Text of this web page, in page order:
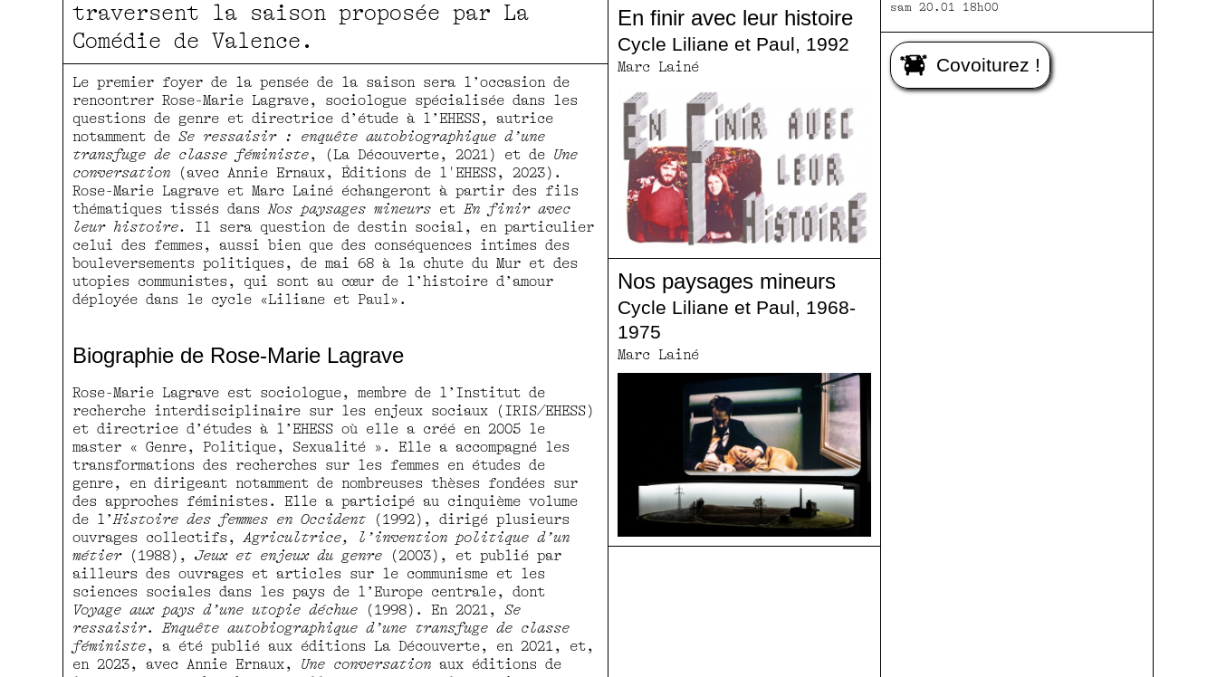
traversent la saison proposée par La
Comédie de Valence.
Le premier foyer de la pensée de la saison sera l’occasion de
rencontrer Rose-Marie Lagrave, sociologue spécialisée dans les
questions de genre et directrice d’étude à l’EHESS, autrice
notamment de Se ressaisir : enquête autobiographique d’une
transfuge de classe féministe, (La Découverte, 2021) et de Une
conversation (avec Annie Ernaux, Éditions de l'EHESS, 2023).
Rose-Marie Lagrave et Marc Lainé échangeront à partir des fils
thématiques tissés dansNos paysages mineurs etEn finir avec
leur histoire.
Il sera question de destin social, en particulier
celui des femmes, aussi bien que des conséquences intimes des
bouleversements politiques, de mai 68 à la chute du Mur et des
utopies communistes, qui sont au cœur de l’histoire d’amour
déployée dans le cycle «Liliane et Paul».
Biographie de Rose-Marie Lagrave
Rose-Marie Lagrave est sociologue, membre de l’Institut de
recherche interdisciplinaire sur les enjeux sociaux (IRIS/EHESS)
et directrice d’études à l’EHESS où elle a créé en 2005 le
master « Genre, Politique, Sexualité ». Elle a accompagné les
transformations des recherches sur les femmes en études de
genre, en dirigeant notamment de nombreuses thèses fondées sur
des approches féministes. Elle a participé au cinquième volume
de l’Histoire des femmes en Occident (1992), dirigé plusieurs
ouvrages collectifs,Agricultrice, l’invention politique d’un
métier(1988), Jeux et enjeux du genre (2003), et publié par
ailleurs des ouvrages et articles sur le communisme et les
sciences sociales dans les pays de l’Europe centrale, dont
Voyage aux pays d’une utopie déchue (1998). En 2021,
Se
ressaisir.Enquête autobiographique d’une transfuge de classe
féministe, a été publié aux éditions La Découverte, en 2021, et,
en 2023, avec Annie Ernaux, Une conversation aux éditions de
En finir avec leur histoire
Cycle Liliane et Paul, 1992
Marc Lainé
Nos paysages mineurs
Cycle Liliane et Paul, 1968-
1975
Marc Lainé
sam 20.01 18h00
Covoiturez !